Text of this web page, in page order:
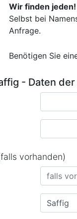
Wir finden jeden!
Selbst bei
Anfrage.
Benötigen Sie
- Daten
vorhanden)